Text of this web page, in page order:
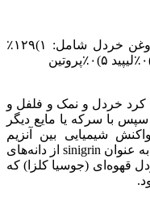
با توجه به USDA ۱قاشق غذاخوری روغن خردل شامل: ۱)۱۲۹٪
کرد خردل و نمک و فلفل و
با سرکه یا مایع دیگر
شیمیایی بین آنزیم
myrosinasc و گلوکزینولات شناخته شده به عنوان sinigrin از دانه‌های
قهوه‌ای (جوسیا کلزا) که